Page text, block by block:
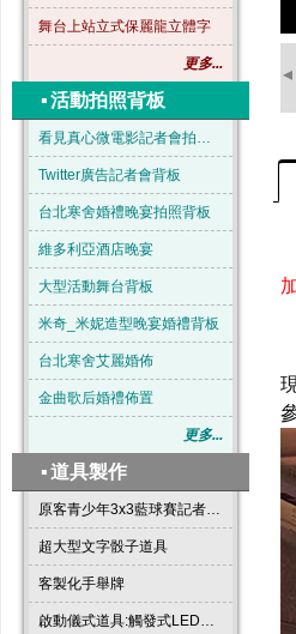
舞台上站立式保麗龍立體字
更多...
▪活動拍照背板
看見真心微電影記者會拍照背板
Twitter廣告記者會背板
台北寒舍婚禮晚宴拍照背板
維多利亞酒店晚宴
大型活動舞台背板
米奇_米妮造型晚宴婚禮背板
台北寒舍艾麗婚佈
金曲歌后婚禮佈置
更多...
▪道具製作
原客青少年3x3藍球賽記者會啟動道具
超大型文字骰子道具
客製化手舉牌
啟動儀式道具:觸發式LED發光燈條字板
◂